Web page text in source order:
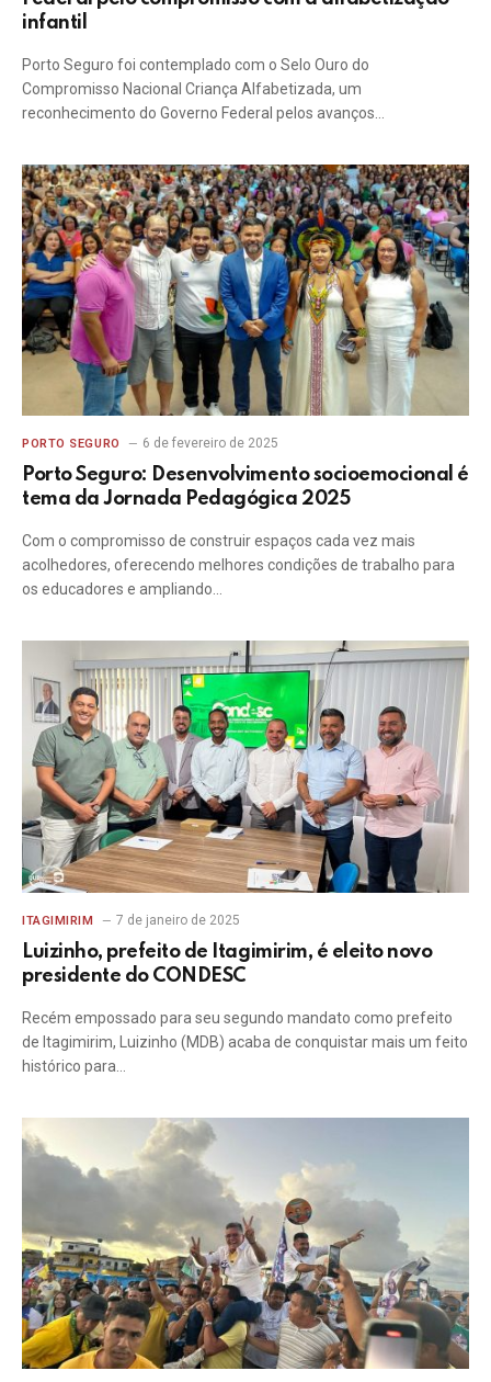
infantil
Porto Seguro foi contemplado com o Selo Ouro do
Compromisso Nacional Criança Alfabetizada, um
reconhecimento do Governo Federal pelos avanços…
PORTO SEGURO 6 de fevereiro de 2025
Porto Seguro: Desenvolvimento socioemocional é
tema da Jornada Pedagógica 2025
Com o compromisso de construir espaços cada vez mais
acolhedores, oferecendo melhores condições de trabalho para
os educadores e ampliando…
ITAGIMIRIM 7 de janeiro de 2025
Luizinho, prefeito de Itagimirim, é eleito novo
presidente do CONDESC
Recém empossado para seu segundo mandato como prefeito
de Itagimirim, Luizinho (MDB) acaba de conquistar mais um feito
histórico para…